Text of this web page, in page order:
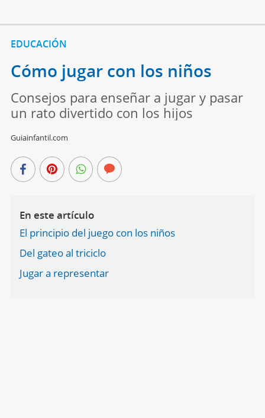
EDUCACIÓN
Cómo jugar con los niños
Consejos para enseñar a jugar y pasar
un rato divertido con los hijos
Guiainfantil.com
En este artículo
El principio del juego con los niños
Del gateo al triciclo
Jugar a representar